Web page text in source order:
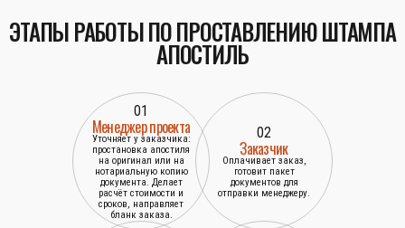
ЭТАПЫ РАБОТЫ ПО ПРОСТАВЛЕНИЮ ШТАМПА
АПОСТИЛЬ
01
Менеджер проекта
Уточняет у заказчика:
простановка апостиля
на оригинал или на
нотариальную копию
документа. Делает
расчёт стоимости и
сроков, направляет
бланк заказа.
02
Заказчик
Оплачивает заказ,
готовит пакет
документов для
отправки менеджеру.